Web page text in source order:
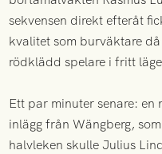
sekvensen direkt efteråt
kvalitet som burväktare
rödklädd spelare i fritt
Ett par minuter senare:
inlägg från Wängberg,
halvleken skulle Julius